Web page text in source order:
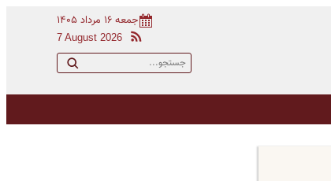
جمعه ۱۶ مرداد ۱۴۰۵
7 August 2026